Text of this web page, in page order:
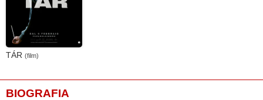
TÁR (film)
BIOGRAFIA